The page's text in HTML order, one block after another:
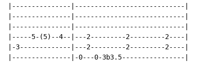
|---------------|----------------------------|
|---------------|----------------------------|
|---------------|----------------------------|
|-----5-(5)--4--|---2---------2---------2----|
|-3-------------|---2---------2---------2----|
|---------------|-0---0-3b3.5----------------|